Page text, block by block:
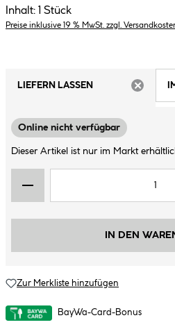
Inhalt: 1 Stück
Preise inklusive 19 % MwSt. zzgl.
LIEFERN LASSEN
Online nicht verfügbar
Dieser Artikel ist nur im Markt
IN DEN
Zur Merkliste hinzufügen
BayWa-Card-Bonus